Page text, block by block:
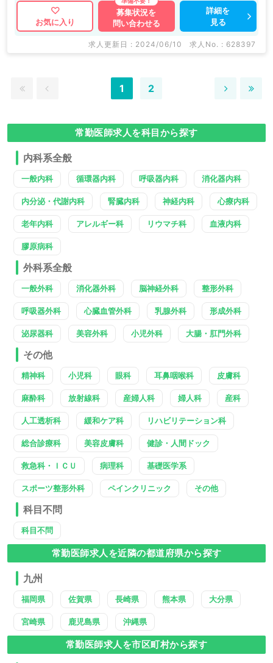
お気に入り
募集状況を
問い合わせる
詳細を
見る
求人更新日 : 2024/06/10 求人No. : 628397
1 2
常勤医師求人を科目から探す
内科系全般
一般内科 循環器内科 呼吸器内科 消化器内科
内分泌・代謝内科 腎臓内科 神経内科 心療内科
老年内科 アレルギー科 リウマチ科 血液内科
膠原病科
外科系全般
一般外科 消化器外科 脳神経外科 整形外科
呼吸器外科 心臓血管外科 乳腺外科 形成外科
泌尿器科 美容外科 小児外科 大腸・肛門外科
その他
精神科 小児科 眼科 耳鼻咽喉科 皮膚科
麻酔科 放射線科 産婦人科 婦人科 産科
人工透析科 緩和ケア科 リハビリテーション科
総合診療科 美容皮膚科 健診・人間ドック
救急科・ＩＣＵ 病理科 基礎医学系
スポーツ整形外科 ペインクリニック その他
科目不問
科目不問
常勤医師求人を近隣の都道府県から探す
九州
福岡県 佐賀県 長崎県 熊本県 大分県
宮崎県 鹿児島県 沖縄県
常勤医師求人を市区町村から探す